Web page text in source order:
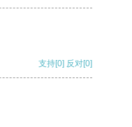
支持[0] 反对[0]